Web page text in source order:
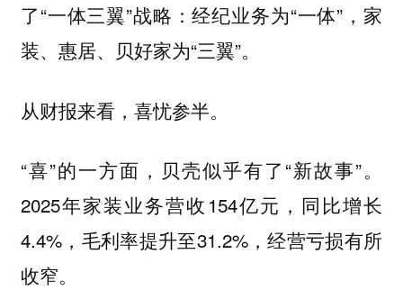
了“一体三翼”战略：经纪业务为“一体”，家
装、惠居、贝好家为“三翼”。
从财报来看，喜忧参半。
“喜”的一方面，贝壳似乎有了“新故事”。
2025年家装业务营收154亿元，同比增长
4.4%，毛利率提升至31.2%，经营亏损有所
收窄。